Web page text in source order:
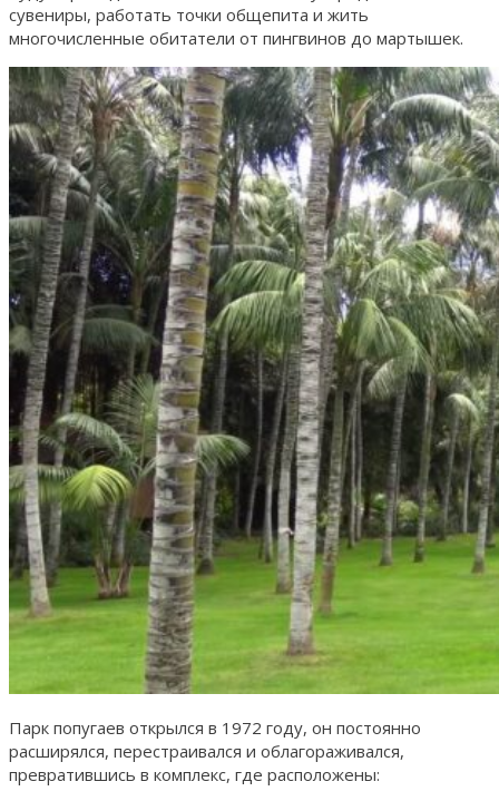
сувениры, работать точки общепита и жить
многочисленные обитатели от пингвинов до мартышек.
Парк попугаев открылся в 1972 году, он постоянно
расширялся, перестраивался и облагораживался,
превратившись в комплекс, где расположены: